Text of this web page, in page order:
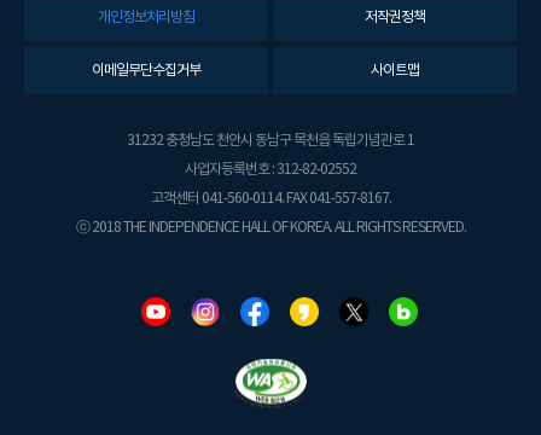
개인정보처리방침 저작권정책
이메일무단수집거부 사이트맵
31232 충청남도 천안시 동남구 목천읍 독립기념관로 1
사업자등록번호 : 312-82-02552
고객센터 041-560-0114. FAX 041-557-8167.
ⓒ 2018 THE INDEPENDENCE HALL OF KOREA. ALL RIGHTS RESERVED.